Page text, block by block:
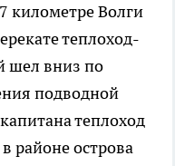
километре Волги
теплоход-
шел вниз по
подводной
теплоход
районе острова